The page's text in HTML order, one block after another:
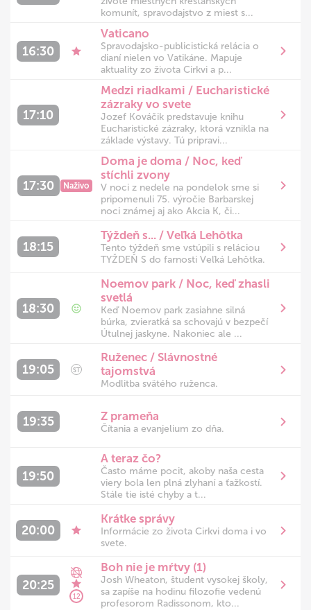
komunít, spravodajstvo z miest s...
16:30
Vaticano
Spravodajsko-publicistická relácia o
dianí nielen vo Vatikáne. Mapuje
aktuality zo života Cirkvi a p...
17:10
Medzi riadkami / Eucharistické
zázraky vo svete
Jozef Kováčik predstavuje knihu
Eucharistické zázraky, ktorá vznikla na
základe výstavy. Tú pripravi...
17:30 Naživo
Doma je doma / Noc, keď
stíchli zvony
V noci z nedele na pondelok sme si
pripomenuli 75. výročie Barbarskej
noci známej aj ako Akcia K, či...
18:15
Týždeň s... / Veľká Lehôtka
Tento týždeň sme vstúpili s reláciou
TYŽDEŇ S do farnosti Veľká Lehôtka.
18:30
Noemov park / Noc, keď zhasli
svetlá
Keď Noemov park zasiahne silná
búrka, zvieratká sa schovajú v bezpečí
Útulnej jaskyne. Nakoniec ale ...
19:05 ST
Ruženec / Slávnostné
tajomstvá
Modlitba svätého ruženca.
19:35 Z prameňa
Čítania a evanjelium zo dňa.
19:50
A teraz čo?
Často máme pocit, akoby naša cesta
viery bola len plná zlyhaní a ťažkostí.
Stále tie isté chyby a t...
20:00
Krátke správy
Informácie zo života Cirkvi doma i vo
svete.
20:25
12
Boh nie je mŕtvy (1)
Josh Wheaton, študent vysokej školy,
sa zapíše na hodinu filozofie vedenú
profesorom Radissonom, kto...